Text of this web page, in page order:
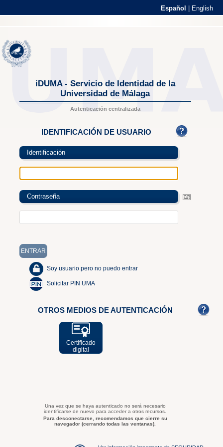
Español English
iDUMA - Servicio de Identidad de la
Universidad de Málaga
Autenticación centralizada
IDENTIFICACIÓN DE USUARIO
Identificación
Contraseña
Soy usuario pero no puedo entrar
Solicitar PIN UMA
OTROS MEDIOS DE AUTENTICACIÓN
Certificado
digital
Una vez que se haya autenticado no será necesario
identificarse de nuevo para acceder a otros recursos.
Para desconectarse, recomendamos que cierre su
navegador (cerrando todas las ventanas).